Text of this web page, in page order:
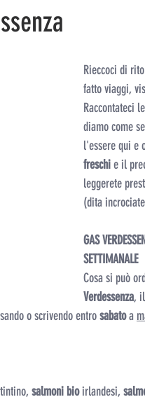
Rieccoci di
fatto viaggi,
Raccontateci
diamo come
l'essere qui e
freschi e il
leggerete
(dita
GAS
SETTIMANALE
Cosa si può
Verdessenza,
o scrivendo entro sabato a
salmoni bio irlandesi,